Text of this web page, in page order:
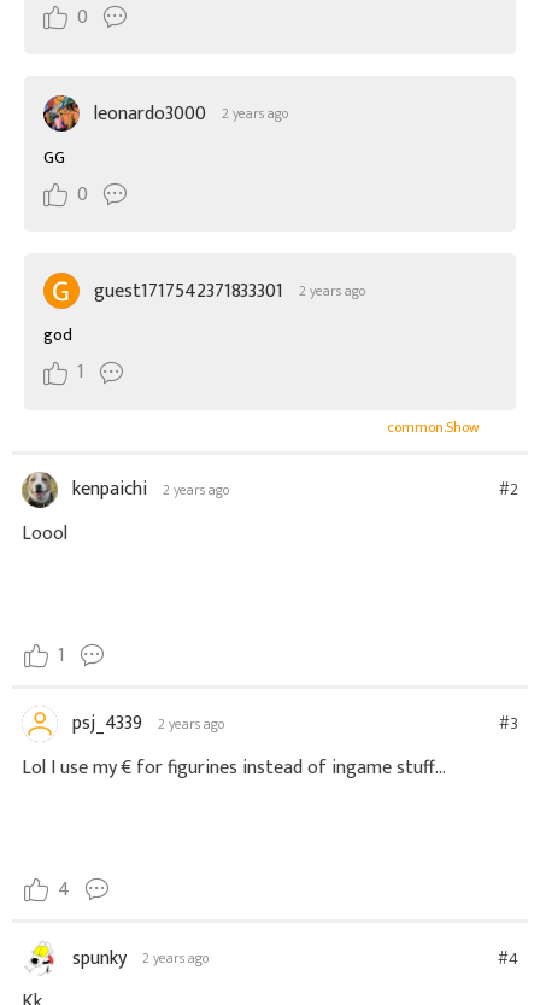
0
leonardo3000 2 years ago
GG
0
guest1717542371833301 2 years ago
god
1
common.Show
kenpaichi 2 years ago #2
Loool
1
psj_4339 2 years ago #3
Lol I use my € for figurines instead of ingame stuff...
4
spunky 2 years ago #4